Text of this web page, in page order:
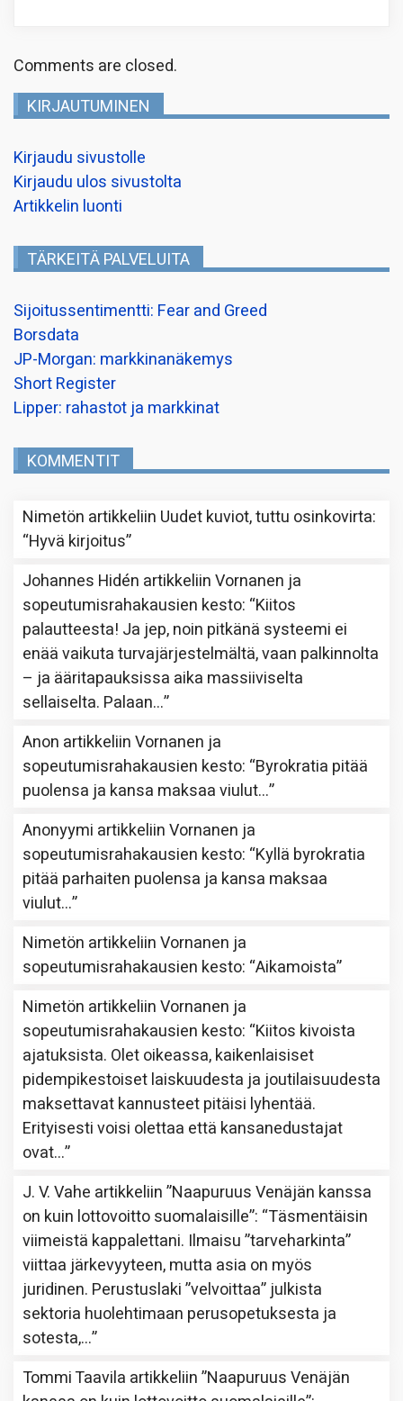
Comments are closed.
KIRJAUTUMINEN
Kirjaudu sivustolle
Kirjaudu ulos sivustolta
Artikkelin luonti
TÄRKEITÄ PALVELUITA
Sijoitussentimentti: Fear and Greed
Borsdata
JP-Morgan: markkinanäkemys
Short Register
Lipper: rahastot ja markkinat
KOMMENTIT
Nimetön artikkeliin Uudet kuviot, tuttu osinkovirta:
“Hyvä kirjoitus”
Johannes Hidén artikkeliinVornanen ja
sopeutumisrahakausien kesto: “Kiitos
palautteesta! Ja jep, noin pitkänä systeemi ei
enää vaikuta turvajärjestelmältä, vaan palkinnolta
– ja ääritapauksissa aika massiiviselta
sellaiselta. Palaan…”
Anon artikkeliinVornanen ja
sopeutumisrahakausien kesto: “Byrokratia pitää
puolensa ja kansa maksaa viulut…”
Anonyymi artikkeliinVornanen ja
sopeutumisrahakausien kesto: “Kyllä byrokratia
pitää parhaiten puolensa ja kansa maksaa
viulut…”
Nimetön artikkeliinVornanen ja
sopeutumisrahakausien kesto: “Aikamoista”
Nimetön artikkeliinVornanen ja
sopeutumisrahakausien kesto: “Kiitos kivoista
ajatuksista. Olet oikeassa, kaikenlaisiset
pidempikestoiset laiskuudesta ja joutilaisuudesta
maksettavat kannusteet pitäisi lyhentää.
Erityisesti voisi olettaa että kansanedustajat
ovat…”
J. V. Vahe artikkeliin”Naapuruus Venäjän kanssa
on kuin lottovoitto suomalaisille”: “Täsmentäisin
viimeistä kappalettani. Ilmaisu ”tarveharkinta”
viittaa järkevyyteen, mutta asia on myös
juridinen. Perustuslaki ”velvoittaa” julkista
sektoria huolehtimaan perusopetuksesta ja
sotesta,…”
Tommi Taavila artikkeliin”Naapuruus Venäjän